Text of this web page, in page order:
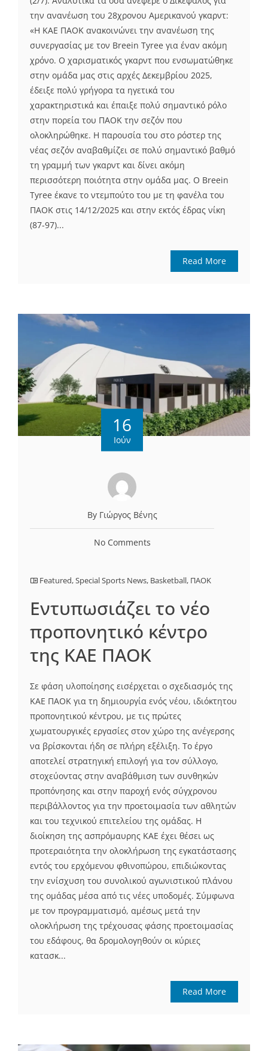
την ανανέωση του 28χρονου Αμερικανού γκαρντ:
«Η ΚΑΕ ΠΑΟΚ ανακοινώνει την ανανέωση της
συνεργασίας με τον Breein Tyree για έναν ακόμη
χρόνo. Ο χαρισματικός γκαρντ που ενσωματώθηκε
στην ομάδα μας στις αρχές Δεκεμβρίου 2025,
έδειξε πολύ γρήγορα τα ηγετικά του
χαρακτηριστικά και έπαιξε πολύ σημαντικό ρόλο
στην πορεία του ΠΑΟΚ την σεζόν που
ολοκληρώθηκε. Η παρουσία του στο ρόστερ της
νέας σεζόν αναβαθμίζει σε πολύ σημαντικό βαθμό
τη γραμμή των γκαρντ και δίνει ακόμη
περισσότερη ποιότητα στην ομάδα μας. Ο Breein
Tyree έκανε το ντεμπούτο του με τη φανέλα του
ΠΑΟΚ στις 14/12/2025 και στην εκτός έδρας νίκη
(87-97)...
Read More
16
Ιούν
By Γιώργος Βένης
No Comments
Featured,Special Sports News, Basketball, ΠΑΟΚ
Εντυπωσιάζει το νέο
προπονητικό κέντρο
της ΚΑΕ ΠΑΟΚ
Σε φάση υλοποίησης εισέρχεται ο σχεδιασμός της
ΚΑΕ ΠΑΟΚ για τη δημιουργία ενός νέου, ιδιόκτητου
προπονητικού κέντρου, με τις πρώτες
χωματουργικές εργασίες στον χώρο της ανέγερσης
να βρίσκονται ήδη σε πλήρη εξέλιξη. Το έργο
αποτελεί στρατηγική επιλογή για τον σύλλογο,
στοχεύοντας στην αναβάθμιση των συνθηκών
προπόνησης και στην παροχή ενός σύγχρονου
περιβάλλοντος για την προετοιμασία των αθλητών
και του τεχνικού επιτελείου της ομάδας. Η
διοίκηση της ασπρόμαυρης ΚΑΕ έχει θέσει ως
προτεραιότητα την ολοκλήρωση της εγκατάστασης
εντός του ερχόμενου φθινοπώρου, επιδιώκοντας
την ενίσχυση του συνολικού αγωνιστικού πλάνου
της ομάδας μέσα από τις νέες υποδομές. Σύμφωνα
με τον προγραμματισμό, αμέσως μετά την
ολοκλήρωση της τρέχουσας φάσης προετοιμασίας
του εδάφους, θα δρομολογηθούν οι κύριες
κατασκ...
Read More